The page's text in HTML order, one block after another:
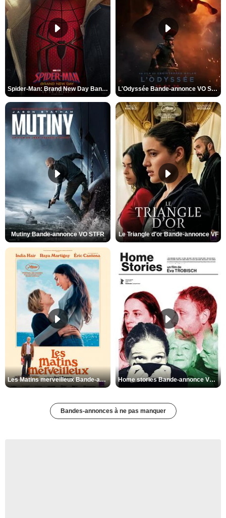
Spider-Man: Brand New Day Bande-annonce VO STFR L'Odyssée Bande-annonce VO STFR
Mutiny Bande-annonce VO STFR Le Triangle d'or Bande-annonce VF
Les Matins merveilleux Bande-annonce VF Home stories Bande-annonce VO STFR
Bandes-annonces à ne pas manquer